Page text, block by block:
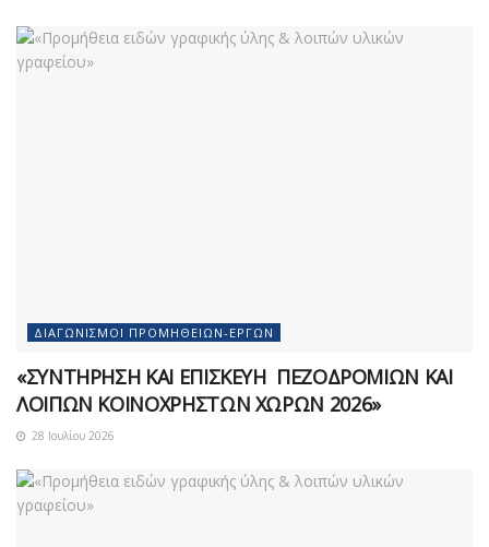
ΔΙΑΓΩΝΙΣΜΟΊ ΠΡΟΜΗΘΕΙΏΝ-ΈΡΓΩΝ
«ΣΥΝΤΗΡΗΣΗ ΚΑΙ ΕΠΙΣΚΕΥΗ ΠΕΖΟΔΡΟΜΙΩΝ ΚΑΙ
ΛΟΙΠΩΝ ΚΟΙΝΟΧΡΗΣΤΩΝ ΧΩΡΩΝ 2026»
28 Ιουλίου 2026